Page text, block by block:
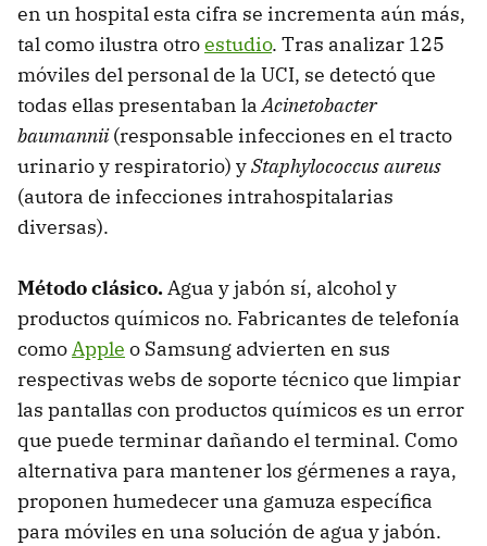
en un hospital esta cifra se incrementa aún más,
tal como ilustra otroestudio. Tras analizar 125
móviles del personal de la UCI, se detectó que
todas ellas presentaban laAcinetobacter
baumannii(responsable infecciones en el tracto
urinario y respiratorio) yStaphylococcus aureus
(autora de infecciones intrahospitalarias
diversas).
Método clásico.Agua y jabón sí, alcohol y
productos químicos no. Fabricantes de telefonía
comoApple o Samsung advierten en sus
respectivas webs de soporte técnico que limpiar
las pantallas con productos químicos es un error
que puede terminar dañando el terminal. Como
alternativa para mantener los gérmenes a raya,
proponen humedecer una gamuza específica
para móviles en una solución de agua y jabón.